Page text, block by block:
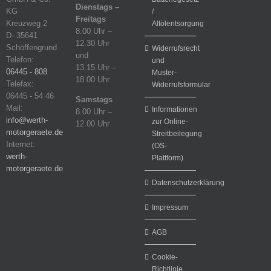
KG
Kreuzweg 2
D- 35641
Schöffengrund
Telefon:
06445 - 808
Telefax:
06445 - 54 46
Mail:
info@werth-
motorgeraete.de
Internet:
werth-
motorgeraete.de
Dienstags –
Freitags
8.00 Uhr –
12.30 Uhr
und
13.15 Uhr –
18.00 Uhr
Samstags
8.00 Uhr –
12.00 Uhr
/
Altölentsorgung
Widerrufsrecht
und
Muster-
Widerrufsformular
Informationen
zur Online-
Streitbeilegung
(OS-
Plattform)
Datenschutzerklärung
Impressum
AGB
Cookie-
Richtlinie